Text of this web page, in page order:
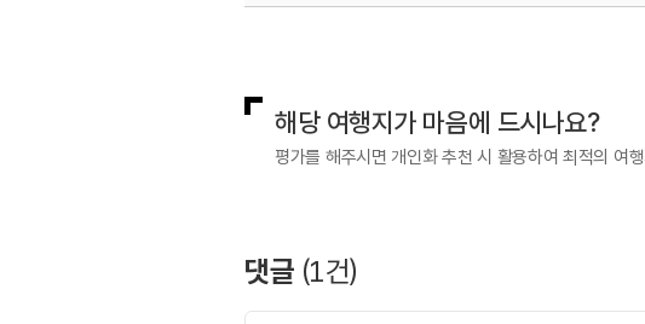
해당 여행지가 마음에 드시나요?
평가를 해주시면 개인화 추천 시 활용하여 최적의 여
댓글 (1건)